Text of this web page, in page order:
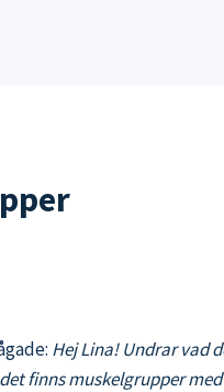
Hej Lina! Undrar vad
finns muskelgrupper